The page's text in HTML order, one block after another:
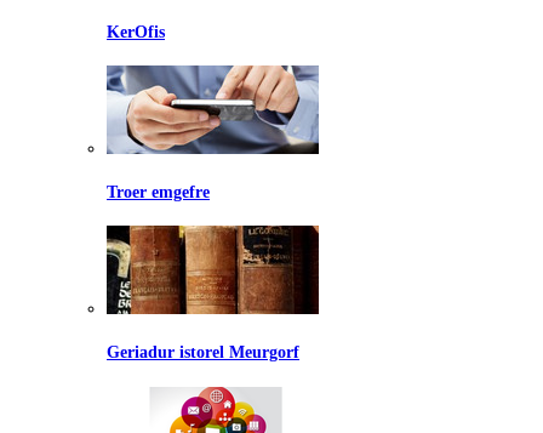
KerOfis
Troer emgefre
Geriadur istorel Meurgorf